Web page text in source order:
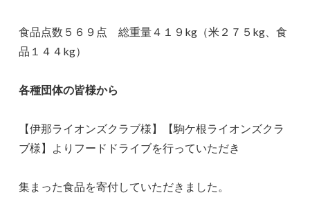
食品点数５６９点 総重量４１９kg（米２７５kg、食
品１４４kg）
各種団体の皆様から
【伊那ライオンズクラブ様】【駒ケ根ライオンズクラ
ブ様】よりフードドライブを行っていただき
集まった食品を寄付していただきました。